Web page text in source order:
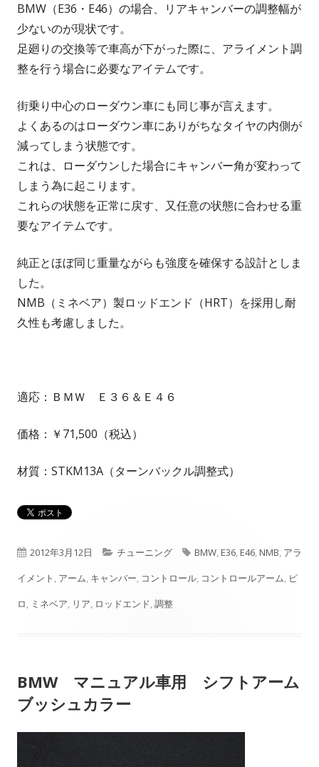
BMW（E36・E46）の場合、リアキャンバーの調整幅が
少ないのが現状です。
足廻りの交換等で車高が下がった際に、アライメント調
整を行う場合に必要なアイテムです。
街乗り中心のローダウン車にも同じ事が言えます。
よくあるのはローダウン車にありがちなタイヤの内側が
減ってしまう状態です。
これは、ローダウンした場合にキャンバー角が変わって
しまう為に起こります。
これらの状態を正常に戻す、又任意の状態に合わせる重
要なアイテムです。
純正とほぼ同じ重量ながらも強度を確保する設計としま
した。
NMB（ミネベア）製ロッドエンド（HRT）を採用し耐
久性も考慮しました。
適応：ＢＭＷ Ｅ３６＆Ｅ４６
価格：￥71,500（税込）
材質：STKM13A（ターンバックル調整式）
公
開
日
2012年3月12日
カ
テ
ゴ
チューニング
タ
グ
BMW,E36,E46,NMB, アラ
イメント , アーム, キャンバー, コントロール, コントロールアーム, ピ
ロ, ミネベア, リア, ロッドエンド,調整
BMW マニュアル車用 シフトアーム
ブッシュカラー